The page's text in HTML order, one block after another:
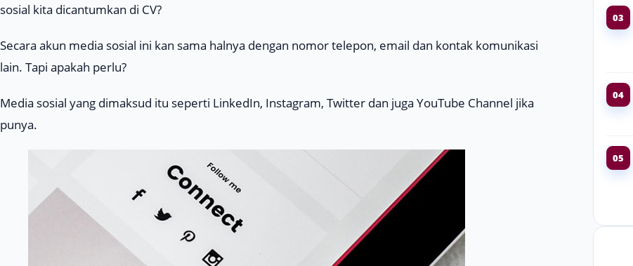
sosial kita dicantumkan di CV?
Secara akun media sosial ini kan sama halnya dengan nomor telepon, email dan kontak komunikasi
lain. Tapi apakah perlu?
Media sosial yang dimaksud itu seperti LinkedIn, Instagram, Twitter dan juga YouTube Channel jika
punya.
03
04
05